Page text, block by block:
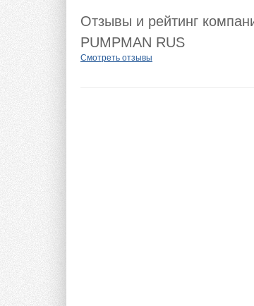
Отзывы и рейтинг
PUMPMAN RUS
Смотреть отзывы